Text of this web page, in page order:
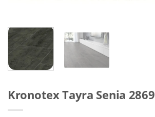
Kronotex Tayra Senia 2869